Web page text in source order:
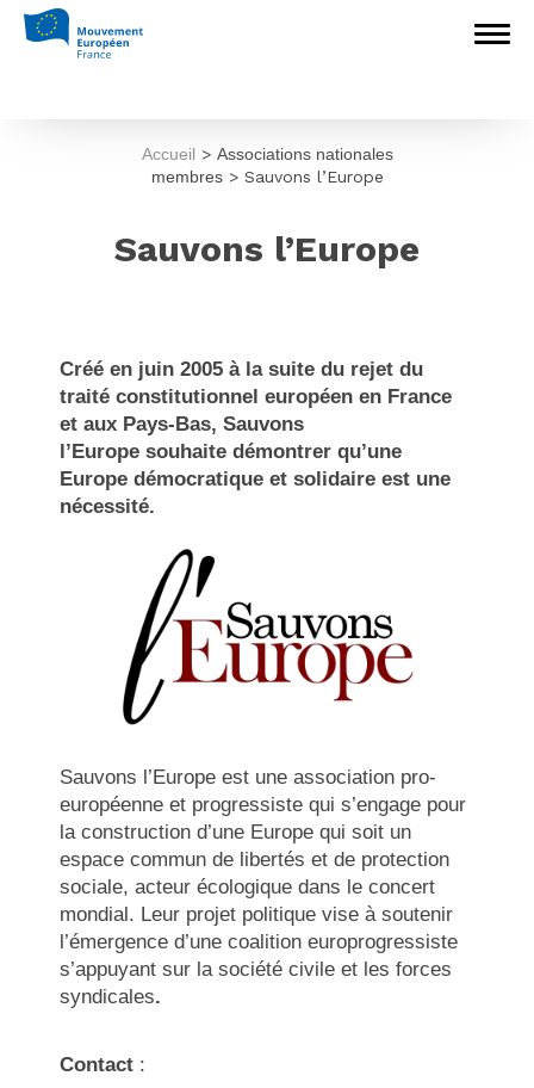
Accueil > Associations nationales
membres> Sauvons l’Europe
Sauvons l’Europe
Créé en juin 2005 à la suite du rejet du
traité constitutionnel européen en France
et aux Pays-Bas, Sauvons
l’Europe souhaite démontrer qu’une
Europe démocratique et solidaire est une
nécessité.
Sauvons l’Europe est une association pro-
européenne et progressiste qui s’engage pour
la construction d’une Europe qui soit un
espace commun de libertés et de protection
sociale, acteur écologique dans le concert
mondial. Leur projet politique vise à soutenir
l’émergence d’une coalition europrogressiste
s’appuyant sur la société civile et les forces
syndicales.
Contact :